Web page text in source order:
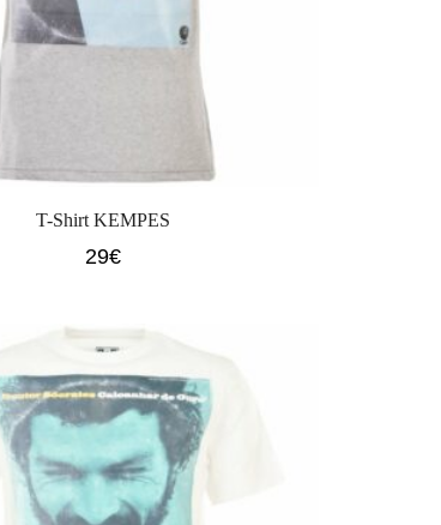
T-Shirt KEMPES
29€